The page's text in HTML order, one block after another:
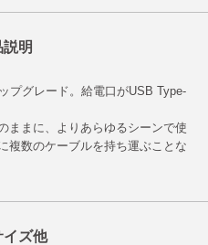
明
プグレード。給電口がUSB Type-
ままに、よりあらゆるシーンで使
複数のケーブルを持ち運ぶことな
イズ他